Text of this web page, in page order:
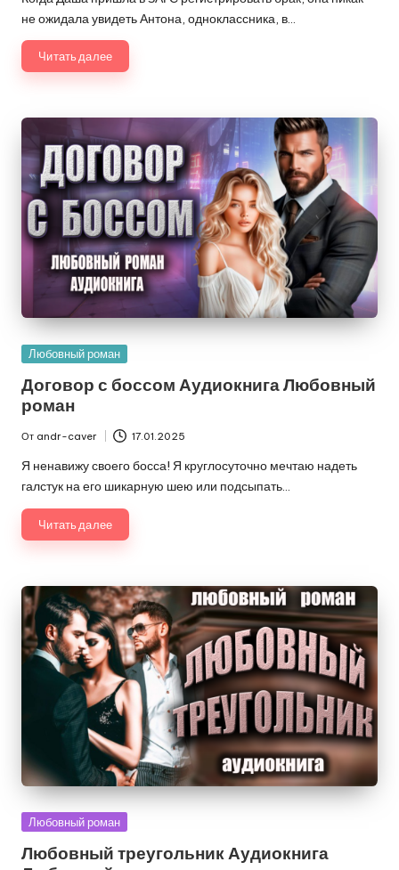
не ожидала увидеть Антона, одноклассника, в…
Читать далее
Опубликовано
Любовный роман
Договор с боссом Аудиокнига Любовный
роман
Запись
от
От andr-caver 17.01.2025
Я ненавижу своего босса! Я круглосуточно мечтаю надеть
галстук на его шикарную шею или подсыпать…
Читать далее
Опубликовано
Любовный роман
Любовный треугольник Аудиокнига